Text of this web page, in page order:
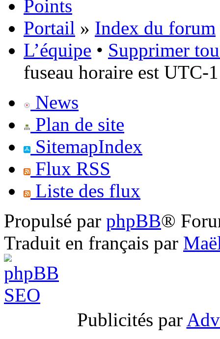
Points
Portail » Index du forum
L’équipe • Supprimer
fuseau horaire est UTC-
News
Plan de site
SitemapIndex
Flux RSS
Liste des flux
Propulsé par phpBB®
Traduit en français par
Publicités par